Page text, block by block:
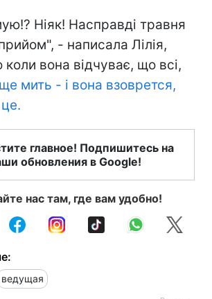
Ніяк! Насправді травня
- написала Лілія,
вона відчуває, що всі,
ще мить - і вона взоврется,
главное! Подпишитесь на
обновления в Google!
нас там, где вам удобно!
ведущая